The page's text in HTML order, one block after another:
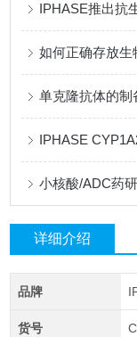
如何正确存放生
单克隆抗体的制
IPHASE
详细介绍
品牌
货号